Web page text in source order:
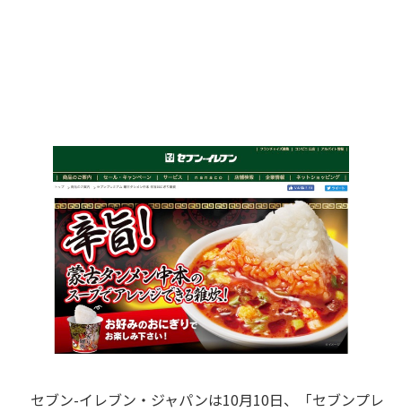
セブン-イレブン・ジャパンは10月10日、「セブンプレ